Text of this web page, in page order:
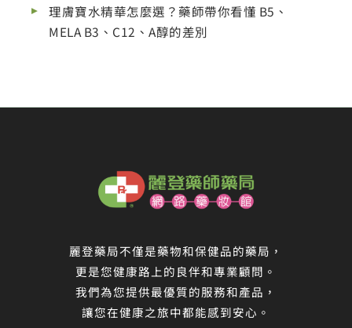
理膚寶水精華怎麼選？藥師帶你看懂 B5、
MELA B3、C12、A醇的差別
麗登藥局不僅是藥物和保健品的藥局，
更是您健康路上的良伴和專業顧問。
我們為您提供最優質的服務和產品，
讓您在健康之旅中都能感到安心。